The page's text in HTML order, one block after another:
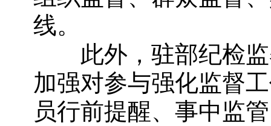
线。
此外，驻部纪检监
加强对参与强化监督
员行前提醒、事中监